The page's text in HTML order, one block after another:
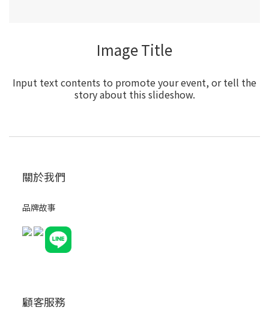
Image Title
Input text contents to promote your event, or tell the
story about this slideshow.
關於我們
品牌故事